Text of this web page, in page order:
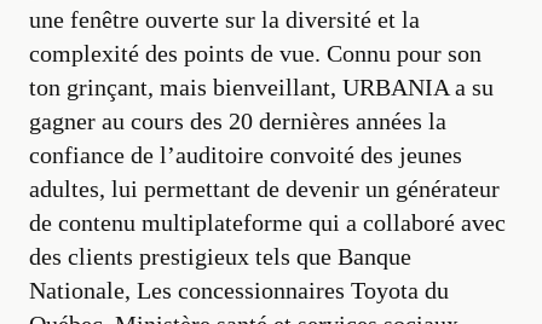
une fenêtre ouverte sur la diversité et la
complexité des points de vue. Connu pour son
ton grinçant, mais bienveillant, URBANIA a su
gagner au cours des 20 dernières années la
confiance de l’auditoire convoité des jeunes
adultes, lui permettant de devenir un générateur
de contenu multiplateforme qui a collaboré avec
des clients prestigieux tels que Banque
Nationale, Les concessionnaires Toyota du